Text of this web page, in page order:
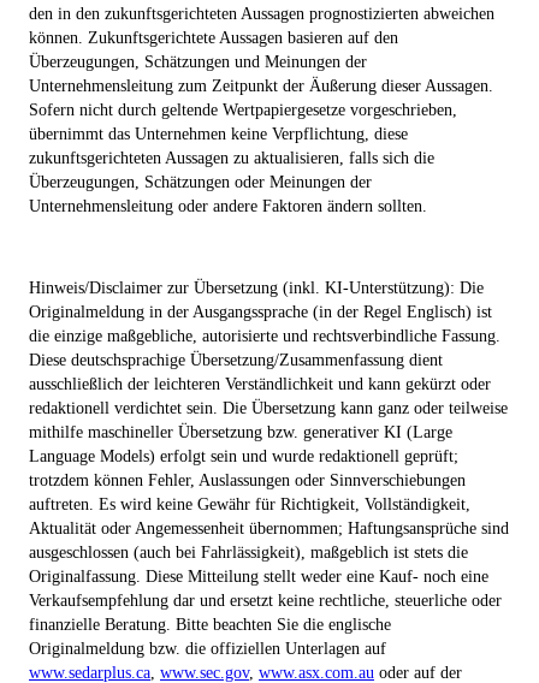
den in den zukunftsgerichteten Aussagen prognostizierten abweichen
können. Zukunftsgerichtete Aussagen basieren auf den
Überzeugungen, Schätzungen und Meinungen der
Unternehmensleitung zum Zeitpunkt der Äußerung dieser Aussagen.
Sofern nicht durch geltende Wertpapiergesetze vorgeschrieben,
übernimmt das Unternehmen keine Verpflichtung, diese
zukunftsgerichteten Aussagen zu aktualisieren, falls sich die
Überzeugungen, Schätzungen oder Meinungen der
Unternehmensleitung oder andere Faktoren ändern sollten.
Hinweis/Disclaimer zur Übersetzung (inkl. KI-Unterstützung): Die
Originalmeldung in der Ausgangssprache (in der Regel Englisch) ist
die einzige maßgebliche, autorisierte und rechtsverbindliche Fassung.
Diese deutschsprachige Übersetzung/Zusammenfassung dient
ausschließlich der leichteren Verständlichkeit und kann gekürzt oder
redaktionell verdichtet sein. Die Übersetzung kann ganz oder teilweise
mithilfe maschineller Übersetzung bzw. generativer KI (Large
Language Models) erfolgt sein und wurde redaktionell geprüft;
trotzdem können Fehler, Auslassungen oder Sinnverschiebungen
auftreten. Es wird keine Gewähr für Richtigkeit, Vollständigkeit,
Aktualität oder Angemessenheit übernommen; Haftungsansprüche sind
ausgeschlossen (auch bei Fahrlässigkeit), maßgeblich ist stets die
Originalfassung. Diese Mitteilung stellt weder eine Kauf- noch eine
Verkaufsempfehlung dar und ersetzt keine rechtliche, steuerliche oder
finanzielle Beratung. Bitte beachten Sie die englische
Originalmeldung bzw. die offiziellen Unterlagen auf
www.sedarplus.ca www.sec.gov, www.asx.com.au oder auf der